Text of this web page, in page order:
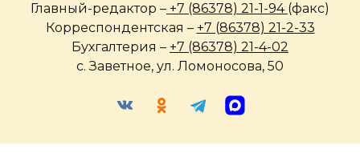
Главный-редактор – +7 (86378) 21-1-94 (факс)
Корреспондентская – +7 (86378) 21-2-33
Бухгалтерия – +7 (86378) 21-4-02
с. Заветное, ул. Ломоносова, 50